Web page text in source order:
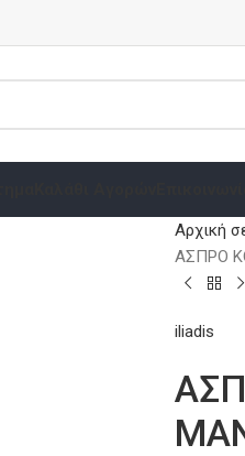
Αρχική
ΑΣΠΡΟ
iliadis